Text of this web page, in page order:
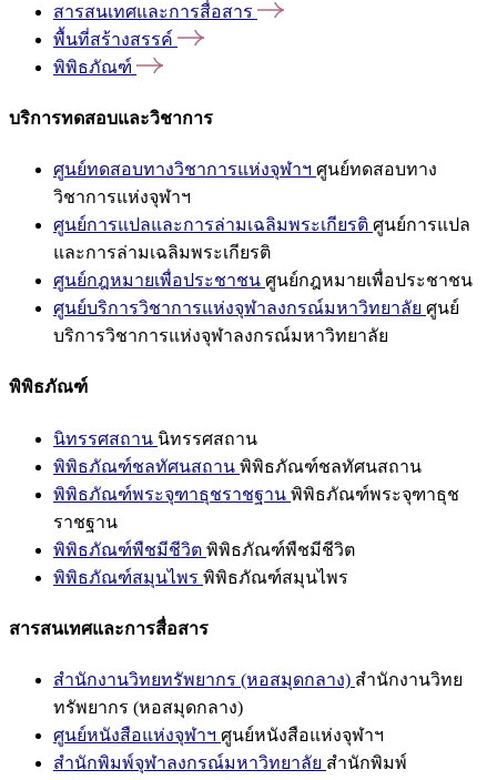
สารสนเทศและการสื่อสาร
พื้นที่สร้างสรรค์
พิพิธภัณฑ์
บริการทดสอบและวิชาการ
ศูนย์ทดสอบทางวิชาการแห่งจุฬาฯ ศูนย์ทดสอบทาง
วิชาการแห่งจุฬาฯ
ศูนย์การแปลและการล่ามเฉลิมพระเกียรติ ศูนย์การแปล
และการล่ามเฉลิมพระเกียรติ
ศูนย์กฎหมายเพื่อประชาชน ศูนย์กฎหมายเพื่อประชาชน
ศูนย์บริการวิชาการแห่งจุฬาลงกรณ์มหาวิทยาลัย ศูนย์
บริการวิชาการแห่งจุฬาลงกรณ์มหาวิทยาลัย
พิพิธภัณฑ์
นิทรรศสถาน นิทรรศสถาน
พิพิธภัณฑ์ชลทัศนสถาน พิพิธภัณฑ์ชลทัศนสถาน
พิพิธภัณฑ์พระจุฑาธุชราชฐาน พิพิธภัณฑ์พระจุฑาธุช
ราชฐาน
พิพิธภัณฑ์พืชมีชีวิต พิพิธภัณฑ์พืชมีชีวิต
พิพิธภัณฑ์สมุนไพร พิพิธภัณฑ์สมุนไพร
สารสนเทศและการสื่อสาร
สำนักงานวิทยทรัพยากร (หอสมุดกลาง) สำนักงานวิทย
ทรัพยากร (หอสมุดกลาง)
ศูนย์หนังสือแห่งจุฬาฯ ศูนย์หนังสือแห่งจุฬาฯ
สำนักพิมพ์จุฬาลงกรณ์มหาวิทยาลัย สำนักพิมพ์